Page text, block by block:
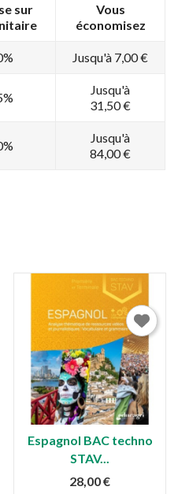
sur
Vous
économisez
Jusqu'à 7,00 €
Jusqu'à
31,50 €
Jusqu'à
84,00 €
Espagnol BAC techno
STAV...
28,00 €